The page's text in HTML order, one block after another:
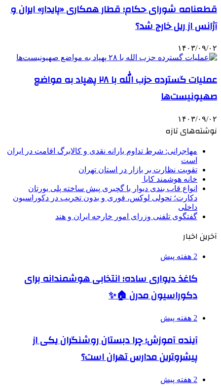
قطعنامه شورای حکام؛ قطار همکاری‌ «پایدار» ایران و
آژانس از ریل خارج شد؟
۱۴۰۳/۰۹/۰۲
عملیات گسترده حزب الله با ۲۸ پهپاد به مواضع
صهیونیست‌ها
۱۴۰۳/۰۹/۰۲
نوشته‌های تازه
مهاجرانی: شرط تداوم یارانه نقدی و کالابرگ اقامت در ایران
است
تقویت نظارت بر بازار در استان تهران
خانه هوشمند کایا
انواع قاب بندی دیوار با گچبری پیش ساخته پلی یورتان
دکارت؛ تحولی لوکس، فوری و بدون تخریب در دکوراسیون
داخلی
گفتگوی تلفنی وزرای امور خارجه ایران و هند
آخرین اخبار
2 هفته پیش
کاغذ دیواری ساده؛ انتخابی هوشمندانه برای
دکوراسیون مدرن 🏠✨
2 هفته پیش
آینده آموزش؛ چرا دبستان روشنگران یکی از
پیشروترین مدارس تهران است؟
2 هفته پیش